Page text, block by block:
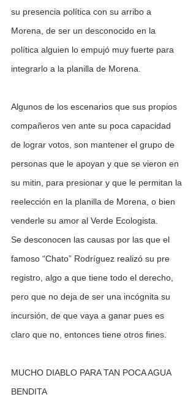
su presencia política con su arribo a
Morena, de ser un desconocido en la
política alguien lo empujó muy fuerte para
integrarlo a la planilla de Morena.
Algunos de los escenarios que sus propios
compañeros ven ante su poca capacidad
de lograr votos, son mantener el grupo de
personas que le apoyan y que se vieron en
su mitin, para presionar y que le permitan la
reelección en la planilla de Morena, o bien
venderle su amor al Verde Ecologista.
Se desconocen las causas por las que el
famoso “Chato” Rodríguez realizó su pre
registro, algo a que tiene todo el derecho,
pero que no deja de ser una incógnita su
incursión, de que vaya a ganar pues es
claro que no, entonces tiene otros fines.
MUCHO DIABLO PARA TAN POCA AGUA
BENDITA